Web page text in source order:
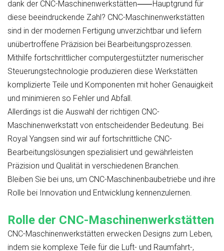
dank der CNC-Maschinenwerkstätten⸺Hauptgrund für
diese beeindruckende Zahl? CNC-Maschinenwerkstätten
sind in der modernen Fertigung unverzichtbar und liefern
unübertroffene Präzision bei Bearbeitungsprozessen.
Mithilfe fortschrittlicher computergestützter numerischer
Steuerungstechnologie produzieren diese Werkstätten
komplizierte Teile und Komponenten mit hoher Genauigkeit
und minimieren so Fehler und Abfall.
Allerdings ist die Auswahl der richtigen CNC-
Maschinenwerkstatt von entscheidender Bedeutung. Bei
Royal Yangsen sind wir auf fortschrittliche CNC-
Bearbeitungslösungen spezialisiert und gewährleisten
Präzision und Qualität in verschiedenen Branchen.
Bleiben Sie bei uns, um CNC-Maschinenbaubetriebe und ihre
Rolle bei Innovation und Entwicklung kennenzulernen.
Rolle der CNC-Maschinenwerkstätten
CNC-Maschinenwerkstätten erwecken Designs zum Leben,
indem sie komplexe Teile für die Luft- und Raumfahrt-,